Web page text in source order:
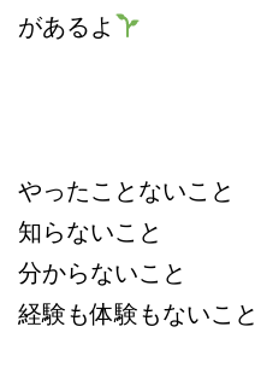
があるよ
やったことないこと
知らないこと
分からないこと
経験も体験もないこと